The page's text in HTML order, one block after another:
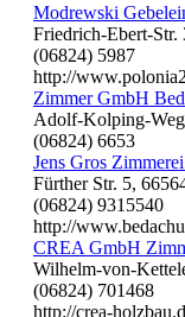
Modrewski
Friedrich-Ebert-
(06824) 5987
http://
Zimmer GmbH
Adolf-Kolping-
(06824) 6653
Jens Gros
Fürther Str. 5,
(06824) 9315540
http://
CREA GmbH
Wilhelm-von-
(06824) 701468
http://crea-